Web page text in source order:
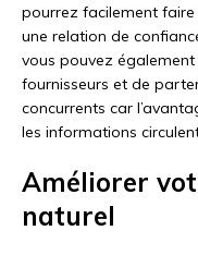
pourrez facilement
une relation de
vous pouvez
fournisseurs et de
concurrents car
les informations
Améliorer
naturel